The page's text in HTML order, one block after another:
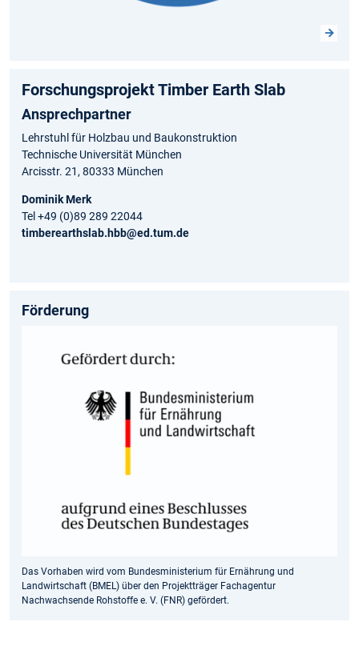
Forschungsprojekt Timber Earth Slab
Ansprechpartner
Lehrstuhl für Holzbau und Baukonstruktion
Technische Universität München
Arcisstr. 21, 80333 München
Dominik Merk
Tel +49 (0)89 289 22044
timberearthslab.hbb@ed.tum.de
Förderung
Das Vorhaben wird vom Bundesministerium für Ernährung und
Landwirtschaft (BMEL) über den Projektträger Fachagentur
Nachwachsende Rohstoffe e. V. (FNR) gefördert.